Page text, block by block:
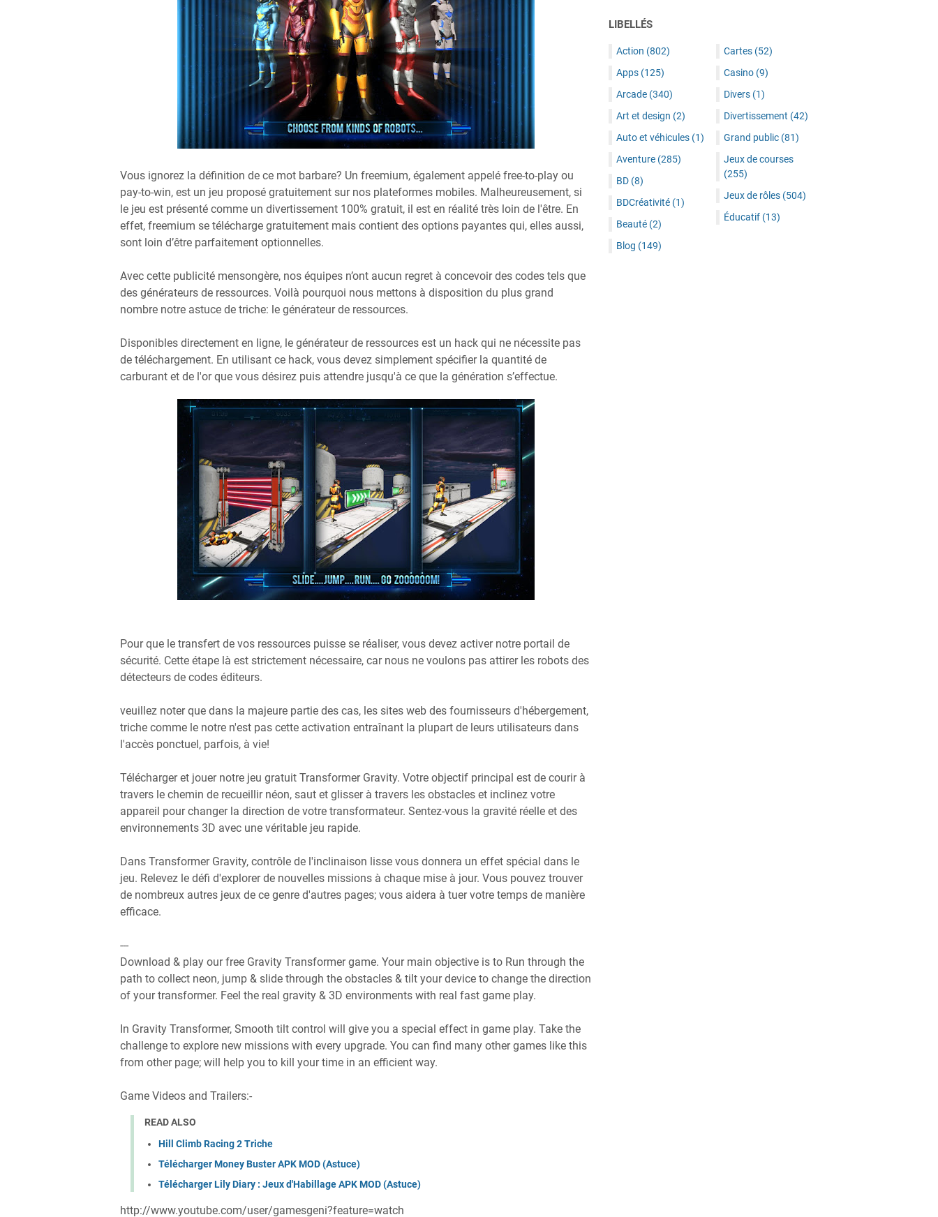
Vous ignorez la définition de ce mot barbare? Un freemium, également appelé free-to-play ou
pay-to-win, est un jeu proposé gratuitement sur nos plateformes mobiles. Malheureusement, si
le jeu est présenté comme un divertissement 100% gratuit, il est en réalité très loin de l'être. En
effet, freemium se télécharge gratuitement mais contient des options payantes qui, elles aussi,
sont loin d’être parfaitement optionnelles.
Avec cette publicité mensongère, nos équipes n’ont aucun regret à concevoir des codes tels que
des générateurs de ressources. Voilà pourquoi nous mettons à disposition du plus grand
nombre notre astuce de triche: le générateur de ressources.
Disponibles directement en ligne, le générateur de ressources est un hack qui ne nécessite pas
de téléchargement. En utilisant ce hack, vous devez simplement spécifier la quantité de
carburant et de l'or que vous désirez puis attendre jusqu'à ce que la génération s’effectue.
Pour que le transfert de vos ressources puisse se réaliser, vous devez activer notre portail de
sécurité. Cette étape là est strictement nécessaire, car nous ne voulons pas attirer les robots des
détecteurs de codes éditeurs.
veuillez noter que dans la majeure partie des cas, les sites web des fournisseurs d'hébergement,
triche comme le notre n'est pas cette activation entraînant la plupart de leurs utilisateurs dans
l'accès ponctuel, parfois, à vie!
Télécharger et jouer notre jeu gratuit Transformer Gravity. Votre objectif principal est de courir à
travers le chemin de recueillir néon, saut et glisser à travers les obstacles et inclinez votre
appareil pour changer la direction de votre transformateur. Sentez-vous la gravité réelle et des
environnements 3D avec une véritable jeu rapide.
Dans Transformer Gravity, contrôle de l'inclinaison lisse vous donnera un effet spécial dans le
jeu. Relevez le défi d'explorer de nouvelles missions à chaque mise à jour. Vous pouvez trouver
de nombreux autres jeux de ce genre d'autres pages; vous aidera à tuer votre temps de manière
efficace.
---
Download & play our free Gravity Transformer game. Your main objective is to Run through the
path to collect neon, jump & slide through the obstacles & tilt your device to change the direction
of your transformer. Feel the real gravity & 3D environments with real fast game play.
In Gravity Transformer, Smooth tilt control will give you a special effect in game play. Take the
challenge to explore new missions with every upgrade. You can find many other games like this
from other page; will help you to kill your time in an efficient way.
Game Videos and Trailers:-
READ ALSO
Hill Climb Racing 2 Triche
Télécharger Money Buster APK MOD (Astuce)
Télécharger Lily Diary : Jeux d'Habillage APK MOD (Astuce)
http://www.youtube.com/user/gamesgeni?feature=watch
LIBELLÉS
Action (802)
Apps (125)
Arcade (340)
Art et design (2)
Auto et véhicules (1)
Aventure (285)
BD (8)
BDCréativité (1)
Beauté (2)
Blog (149)
Cartes (52)
Casino (9)
Divers (1)
Divertissement (42)
Grand public (81)
Jeux de courses
(255)
Jeux de rôles (504)
Éducatif (13)